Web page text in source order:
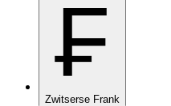
₣
Zwitserse Frank